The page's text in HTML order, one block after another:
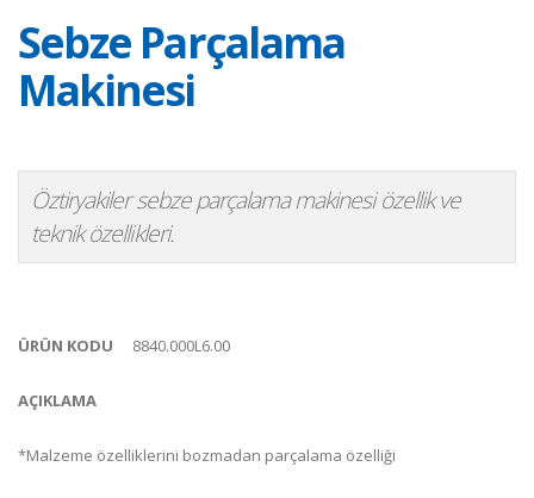
Sebze Parçalama
Makinesi
Öztiryakiler sebze parçalama makinesi özellik ve
teknik özellikleri.
ÜRÜN KODU 8840.000L6.00
AÇIKLAMA
*Malzeme özelliklerini bozmadan parçalama özelliği